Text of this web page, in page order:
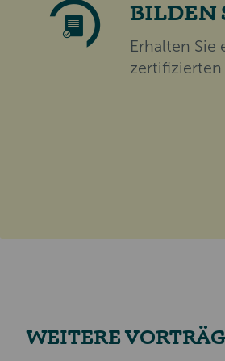
BILDEN
Erhalten Sie
zertifizierten
WEITERE